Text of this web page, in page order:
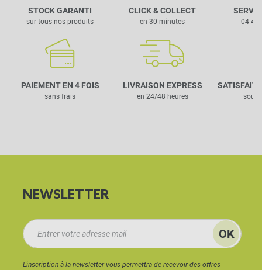
STOCK GARANTI
sur tous nos produits
CLICK & COLLECT
en 30 minutes
PAIEMENT EN 4 FOIS
sans frais
LIVRAISON EXPRESS
en 24/48 heures
04 42
SATISFAIT
sous
NEWSLETTER
L'inscription à la newsletter vous permettra de recevoir des offres